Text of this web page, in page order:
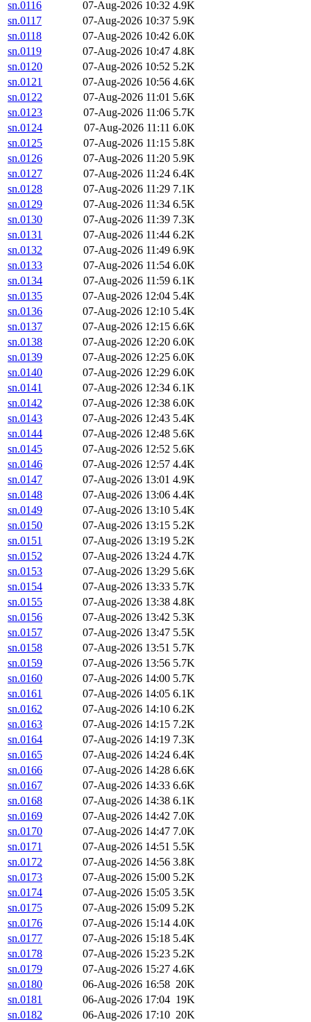
sn.0116 07-Aug-2026 10:32 4.9K
sn.0117
07-Aug-2026 10:37 5.9K
sn.0118
07-Aug-2026 10:42 6.0K
sn.0119
07-Aug-2026 10:47 4.8K
sn.0120
07-Aug-2026 10:52 5.2K
sn.0121
07-Aug-2026 10:56 4.6K
sn.0122
07-Aug-2026 11:01 5.6K
sn.0123
07-Aug-2026 11:06 5.7K
sn.0124
07-Aug-2026 11:11 6.0K
sn.0125
07-Aug-2026 11:15 5.8K
sn.0126
07-Aug-2026 11:20 5.9K
sn.0127
07-Aug-2026 11:24 6.4K
sn.0128
07-Aug-2026 11:29 7.1K
sn.0129
07-Aug-2026 11:34 6.5K
sn.0130
07-Aug-2026 11:39 7.3K
sn.0131
07-Aug-2026 11:44 6.2K
sn.0132
07-Aug-2026 11:49 6.9K
sn.0133
07-Aug-2026 11:54 6.0K
sn.0134
07-Aug-2026 11:59 6.1K
sn.0135
07-Aug-2026 12:04 5.4K
sn.0136
07-Aug-2026 12:10 5.4K
sn.0137
07-Aug-2026 12:15 6.6K
sn.0138
07-Aug-2026 12:20 6.0K
sn.0139
07-Aug-2026 12:25 6.0K
sn.0140
07-Aug-2026 12:29 6.0K
sn.0141
07-Aug-2026 12:34 6.1K
sn.0142
07-Aug-2026 12:38 6.0K
sn.0143
07-Aug-2026 12:43 5.4K
sn.0144
07-Aug-2026 12:48 5.6K
sn.0145
07-Aug-2026 12:52 5.6K
sn.0146
07-Aug-2026 12:57 4.4K
sn.0147
07-Aug-2026 13:01 4.9K
sn.0148
07-Aug-2026 13:06 4.4K
sn.0149
07-Aug-2026 13:10 5.4K
sn.0150
07-Aug-2026 13:15 5.2K
sn.0151
07-Aug-2026 13:19 5.2K
sn.0152
07-Aug-2026 13:24 4.7K
sn.0153
07-Aug-2026 13:29 5.6K
sn.0154
07-Aug-2026 13:33 5.7K
sn.0155
07-Aug-2026 13:38 4.8K
sn.0156
07-Aug-2026 13:42 5.3K
sn.0157
07-Aug-2026 13:47 5.5K
sn.0158
07-Aug-2026 13:51 5.7K
sn.0159
07-Aug-2026 13:56 5.7K
sn.0160
07-Aug-2026 14:00 5.7K
sn.0161
07-Aug-2026 14:05 6.1K
sn.0162
07-Aug-2026 14:10 6.2K
sn.0163
07-Aug-2026 14:15 7.2K
sn.0164
07-Aug-2026 14:19 7.3K
sn.0165
07-Aug-2026 14:24 6.4K
sn.0166
07-Aug-2026 14:28 6.6K
sn.0167
07-Aug-2026 14:33 6.6K
sn.0168
07-Aug-2026 14:38 6.1K
sn.0169
07-Aug-2026 14:42 7.0K
sn.0170
07-Aug-2026 14:47 7.0K
sn.0171
07-Aug-2026 14:51 5.5K
sn.0172
07-Aug-2026 14:56 3.8K
sn.0173
07-Aug-2026 15:00 5.2K
sn.0174
07-Aug-2026 15:05 3.5K
sn.0175
07-Aug-2026 15:09 5.2K
sn.0176
07-Aug-2026 15:14 4.0K
sn.0177
07-Aug-2026 15:18 5.4K
sn.0178
07-Aug-2026 15:23 5.2K
sn.0179
07-Aug-2026 15:27 4.6K
sn.0180
06-Aug-2026 16:58 20K
sn.0181
06-Aug-2026 17:04 19K
sn.0182
06-Aug-2026 17:10 20K